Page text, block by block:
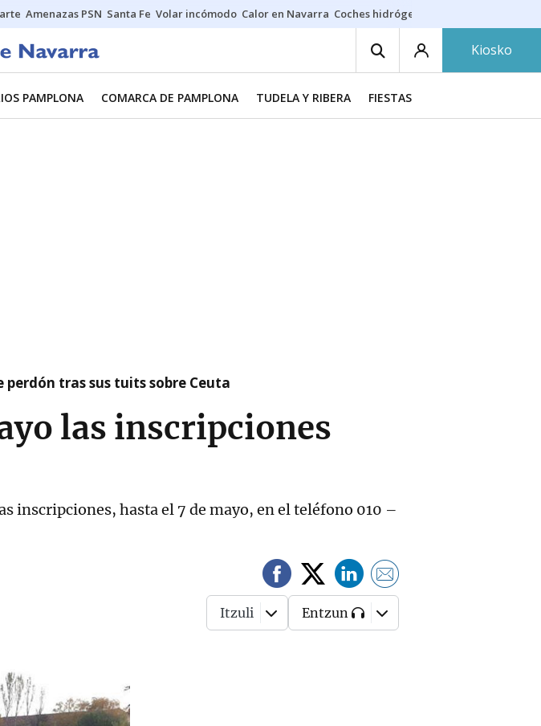
Amenazas PSN Santa Fe Volar incómodo Calor en Navarra Coches hidrógeno
Kiosko
PAMPLONA COMARCA DE PAMPLONA TUDELA Y RIBERA FIESTAS
perdón tras sus tuits sobre Ceuta
las inscripciones
inscripciones, hasta el 7 de mayo, en el teléfono 010 –
Itzuli Entzun